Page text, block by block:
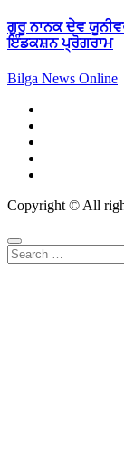
ਗੁਰੂ ਨਾਨਕ ਦੇਵ
ਇੰਡਕਸ਼ਨ ਪ੍ਰੋਗਰਾਮ
Bilga News Online
Copyright © All
Search
for: